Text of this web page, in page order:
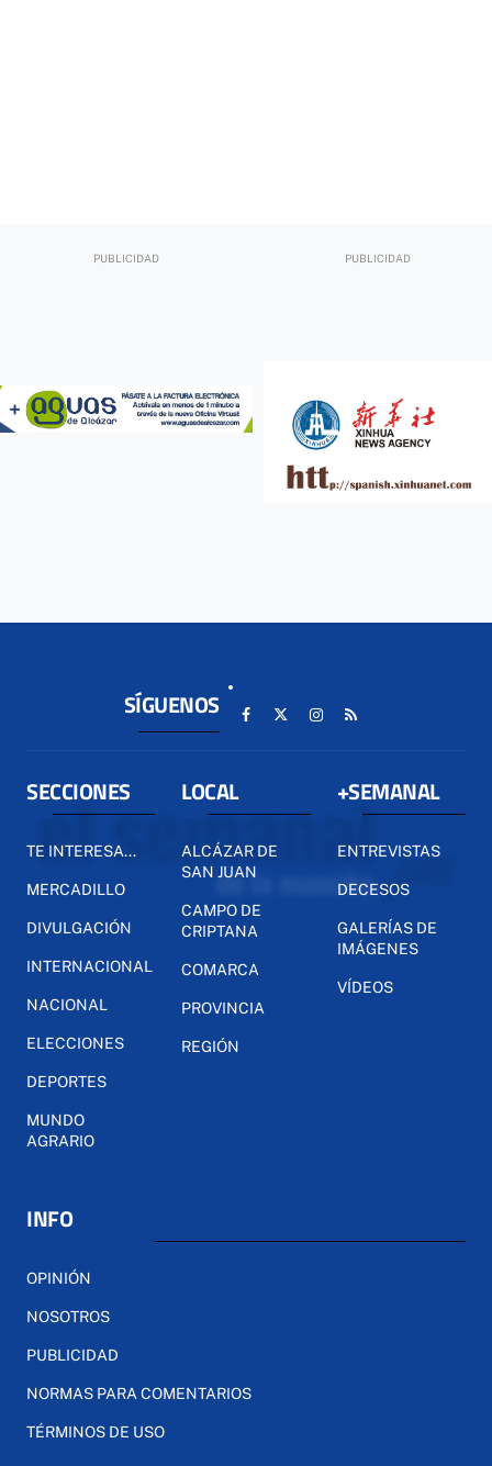
SÍGUENOS
SECCIONES
TE INTERESA...
MERCADILLO
DIVULGACIÓN
INTERNACIONAL
NACIONAL
ELECCIONES
DEPORTES
MUNDO
AGRARIO
LOCAL
ALCÁZAR DE
SAN JUAN
CAMPO DE
CRIPTANA
COMARCA
PROVINCIA
REGIÓN
+SEMANAL
ENTREVISTAS
DECESOS
GALERÍAS DE
IMÁGENES
VÍDEOS
INFO
OPINIÓN
NOSOTROS
PUBLICIDAD
NORMAS PARA COMENTARIOS
TÉRMINOS DE USO